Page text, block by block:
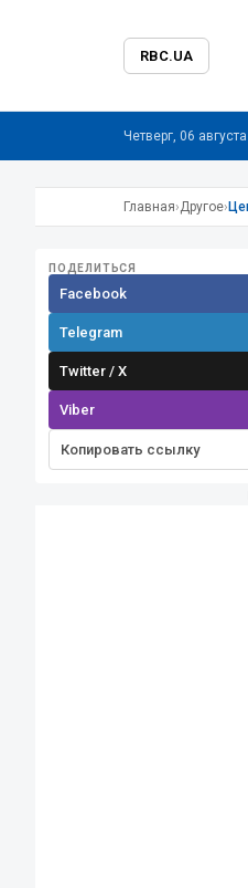
RBC.UA
Четверг, 06
Главная›Другое›
ПОДЕЛИТЬСЯ
Facebook
Telegram
Twitter / X
Viber
Копировать ссылку